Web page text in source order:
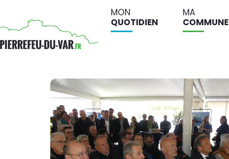
MON
QUOTIDIEN
MA
COMMUNE